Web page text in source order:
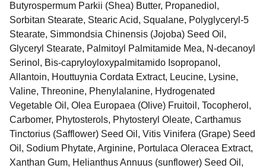
Butyrospermum Parkii (Shea) Butter, Propanediol,
Sorbitan Stearate, Stearic Acid, Squalane, Polyglyceryl-5
Stearate, Simmondsia Chinensis (Jojoba) Seed Oil,
Glyceryl Stearate, Palmitoyl Palmitamide Mea, N-decanoyl
Serinol, Bis-capryloyloxypalmitamido Isopropanol,
Allantoin, Houttuynia Cordata Extract, Leucine, Lysine,
Valine, Threonine, Phenylalanine, Hydrogenated
Vegetable Oil, Olea Europaea (Olive) Fruitoil, Tocopherol,
Carbomer, Phytosterols, Phytosteryl Oleate, Carthamus
Tinctorius (Safflower) Seed Oil, Vitis Vinifera (Grape) Seed
Oil, Sodium Phytate, Arginine, Portulaca Oleracea Extract,
Xanthan Gum, Helianthus Annuus (sunflower) Seed Oil,